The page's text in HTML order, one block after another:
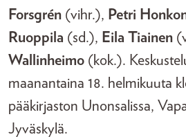
Forsgrén (vihr.), Petri
Ruoppila (sd.), Eila Tiainen
Wallinheimo (kok.).
maanantaina 18. helmikuuta
pääkirjaston Unonsalissa,
Jyväskylä.